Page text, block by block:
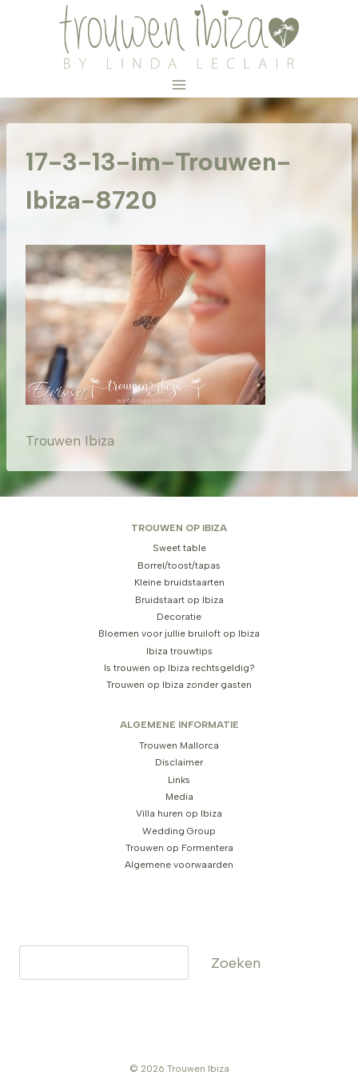
17-3-13-im-Trouwen-
Ibiza-8720
Trouwen Ibiza
TROUWEN OP IBIZA
Sweet table
Borrel/toost/tapas
Kleine bruidstaarten
Bruidstaart op Ibiza
Decoratie
Bloemen voor jullie bruiloft op Ibiza
Ibiza trouwtips
Is trouwen op Ibiza rechtsgeldig?
Trouwen op Ibiza zonder gasten
ALGEMENE INFORMATIE
Trouwen Mallorca
Disclaimer
Links
Media
Villa huren op Ibiza
Wedding Group
Trouwen op Formentera
Algemene voorwaarden
Zoeken
© 2026 Trouwen Ibiza